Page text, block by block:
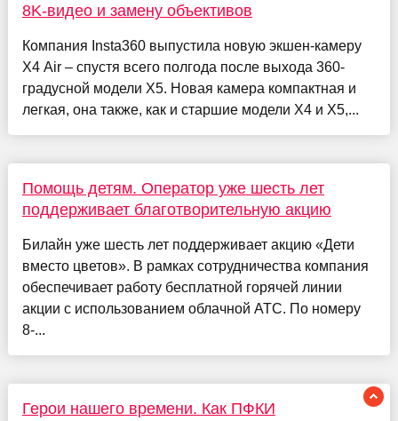
8K-видео и замену объективов
Компания Insta360 выпустила новую экшен-камеру
X4 Air – спустя всего полгода после выхода 360-
градусной модели X5. Новая камера компактная и
легкая, она также, как и старшие модели X4 и X5,...
Помощь детям. Оператор уже шесть лет
поддерживает благотворительную акцию
Билайн уже шесть лет поддерживает акцию «Дети
вместо цветов». В рамках сотрудничества компания
обеспечивает работу бесплатной горячей линии
акции с использованием облачной АТС. По номеру
8-...
Герои нашего времени. Как ПФКИ